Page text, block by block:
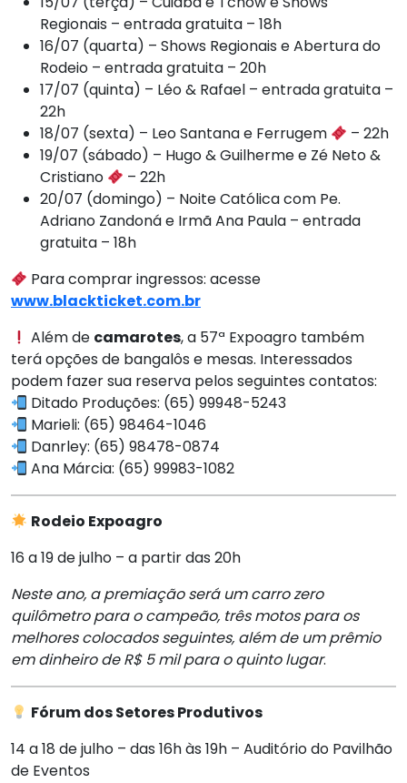
Regionais – entrada gratuita – 18h
16/07 (quarta) – Shows Regionais e Abertura do
Rodeio – entrada gratuita – 20h
17/07 (quinta) – Léo & Rafael – entrada gratuita –
22h
18/07 (sexta) – Leo Santana e Ferrugem
– 22h
19/07 (sábado) – Hugo & Guilherme e Zé Neto &
Cristiano
– 22h
20/07 (domingo) – Noite Católica com Pe.
Adriano Zandoná e Irmã Ana Paula – entrada
gratuita – 18h
Para comprar ingressos: acesse
www.blackticket.com.br
Além de camarotes, a 57ª Expoagro também
terá opções de bangalôs e mesas. Interessados
podem fazer sua reserva pelos seguintes contatos:
Ditado Produções: (65) 99948-5243
Marieli: (65) 98464-1046
Danrley: (65) 98478-0874
Ana Márcia: (65) 99983-1082
Rodeio Expoagro
16 a 19 de julho – a partir das 20h
Neste ano, a premiação será um carro zero
quilômetro para o campeão, três motos para os
melhores colocados seguintes, além de um prêmio
em dinheiro de R$ 5 mil para o quinto lugar.
Fórum dos Setores Produtivos
14 a 18 de julho – das 16h às 19h – Auditório do Pavilhão
de Eventos